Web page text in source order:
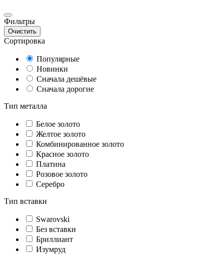
Фильтры
Очистить
Сортировка
Популярные
Новинки
Сначала дешёвые
Сначала дорогие
Тип металла
Белое золото
Желтое золото
Комбинированное золото
Красное золото
Платина
Розовое золото
Серебро
Тип вставки
Swarovski
Без вставки
Бриллиант
Изумруд